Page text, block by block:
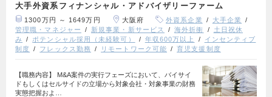
大手外資系フィナンシャル・アドバイザリーファーム
1300万円 ～ 1649万円 大阪府 外資系企業
大手企業
管理職・マネジャー
新規事業・新サービス 海外折衝
土日祝休
み
ポテンシャル採用（未経験可） 年収600万以上
インセンティブ
制度
フレックス勤務 リモートワーク可能 育児支援制度
【職務内容】 M&A案件の実行フェーズにおいて、バイサイ
ドもしくはセルサイドの立場から対象会社・対象事業の財務
実態把握およ…